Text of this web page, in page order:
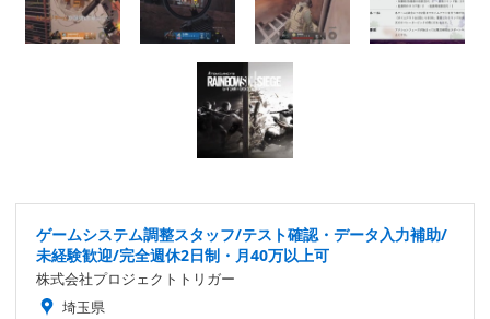
ゲームシステム調整スタッフ/テスト確認・データ入力補助/
未経験歓迎/完全週休2日制・月40万以上可
株式会社プロジェクトトリガー
埼玉県